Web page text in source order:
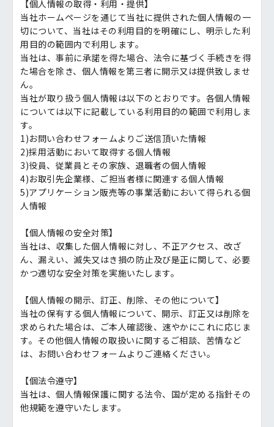
【個人情報の取得・利用・提供】
当社ホームページを通じて当社に提供された個人情報の一
切について、当社はその利用目的を明確にし、明示した利
用目的の範囲内で利用します。
当社は、事前に承諾を得た場合、法令に基づく手続きを得
た場合を除き、個人情報を第三者に開示又は提供致しませ
ん。
当社が取り扱う個人情報は以下のとおりです。各個人情報
については以下に記載している利用目的の範囲で利用しま
す。
1)お問い合わせフォームよりご送信頂いた情報
2)採用活動において取得する個人情報
3)役員、従業員とその家族、退職者の個人情報
4)お取引先企業様、ご担当者様に関連する個人情報
5)アプリケーション販売等の事業活動において得られる個
人情報
【個人情報の安全対策】
当社は、収集した個人情報に対し、不正アクセス、改ざ
ん、漏えい、滅失又はき損の防止及び是正に関して、必要
かつ適切な安全対策を実施いたします。
【個人情報の開示、訂正、削除、その他について】
当社の保有する個人情報について、開示、訂正又は削除を
求められた場合は、ご本人確認後、速やかにこれに応じま
す。その他個人情報の取扱いに関するご相談、苦情など
は、お問い合わせフォームよりご連絡ください。
【個法令遵守】
当社は、個人情報保護に関する法令、国が定める指針その
他規範を遵守いたします。